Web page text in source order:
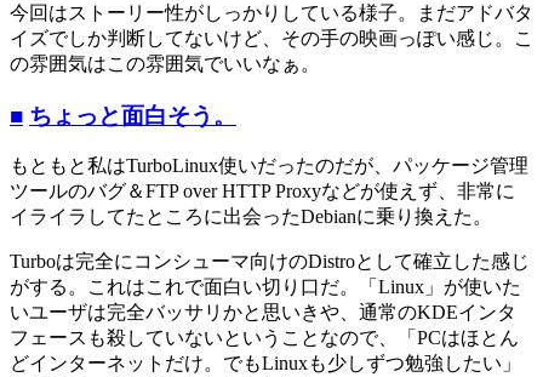
今回はストーリー性がしっかりしている様子。まだアドバタ
イズでしか判断してないけど、その手の映画っぽい感じ。こ
の雰囲気はこの雰囲気でいいなぁ。
■ ちょっと面白そう。
もともと私はTurboLinux使いだったのだが、パッケージ管理
ツールのバグ＆FTP over HTTP Proxyなどが使えず、非常に
イライラしてたところに出会ったDebianに乗り換えた。
Turboは完全にコンシューマ向けのDistroとして確立した感じ
がする。これはこれで面白い切り口だ。「Linux」が使いた
いユーザは完全バッサリかと思いきや、通常のKDEインタ
フェースも殺していないということなので、「PCはほとん
どインターネットだけ。でもLinuxも少しずつ勉強したい」